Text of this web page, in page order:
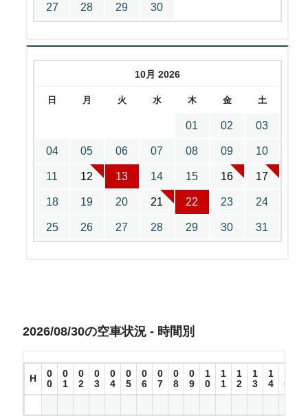
27 28 29 30
10月 2026
日 月 火 水 木 金 土
01 02 03
04 05 06 07 08 09 10
11 12 13 14 15 16 17
18 19 20 21 22 23 24
25 26 27 28 29 30 31
2026/08/30の空車状況 - 時間別
H
0
0
0
1
0
2
0
3
0
4
0
5
0
6
0
7
0
8
0
9
1
0
1
1
1
2
1
3
1
4
1
5